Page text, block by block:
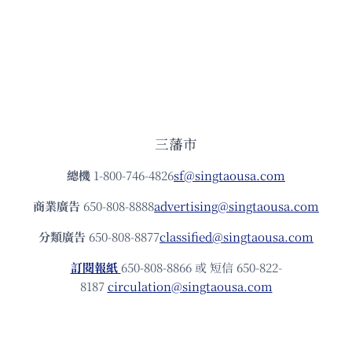
三藩市
總機 1-800-746-4826sf@singtaousa.com
商業廣告 650-808-8888advertising@singtaousa.com
分類廣告 650-808-8877classified@singtaousa.com
訂閱報紙 650-808-8866 或 短信 650-822-
8187circulation@singtaousa.com